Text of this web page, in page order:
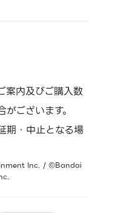
案内及びご購入数
ございます。
期・中止となる場
Inc. / ©Bandai